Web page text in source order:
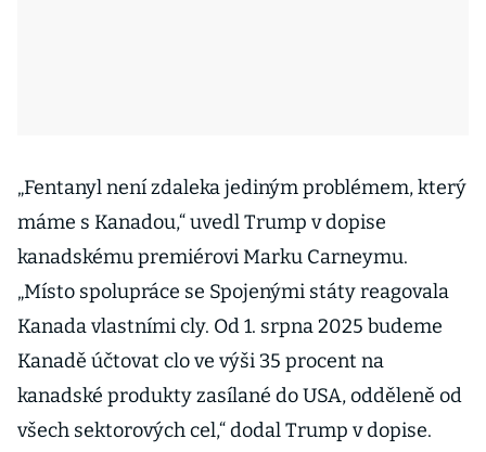
„Fentanyl není zdaleka jediným problémem, který
máme s Kanadou,“ uvedl Trump v dopise
kanadskému premiérovi Marku Carneymu.
„Místo spolupráce se Spojenými státy reagovala
Kanada vlastními cly. Od 1. srpna 2025 budeme
Kanadě účtovat clo ve výši 35 procent na
kanadské produkty zasílané do USA, odděleně od
všech sektorových cel,“ dodal Trump v dopise.